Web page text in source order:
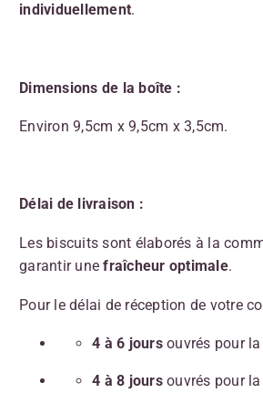
individuellement.
Dimensions de la boîte :
Environ 9,5cm x 9,5cm x 3,5cm.
Délai de livraison :
Les biscuits sont élaborés à la
garantir unefraîcheur optimale.
Pour le délai de réception de votre
4 à 6 jours ouvrés pour
4 à 8 jours ouvrés pour